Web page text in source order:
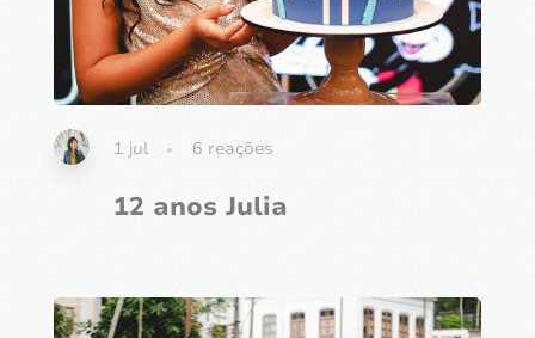
1 jul 6 reações
12 anos Julia